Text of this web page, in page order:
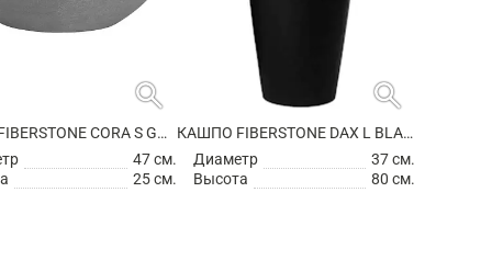
search
КАШПО FIBERSTONE CORA S GREY
47 см.
25 см.
search
КАШПО FIBERSTONE DAX L BLACK
Диаметр
37 см.
Высота
80 см.